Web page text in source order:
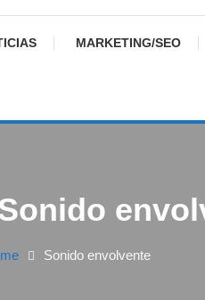
MARKETING/SEO
Sonido envolvente